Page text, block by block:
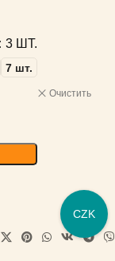
3 ШТ.
7 шт.
Очистить
CZK